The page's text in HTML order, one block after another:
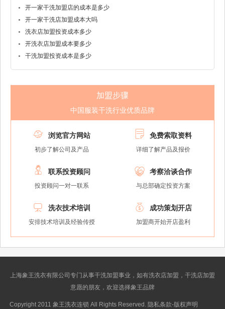
开一家干洗加盟店的成本是多少
开一家干洗店加盟成本大吗
洗衣店加盟投资成本多少
开洗衣店加盟成本要多少
干洗加盟投资成本是多少
加盟步骤
中国服装干洗行业优质品牌
 浏览官方网站
初步了解公司及产品
 免费索取资料
详细了解产品及报价
 联系投资顾问
投资顾问一对一联系
 考察洽谈合作
与总部确定投资方案
 洗衣技术培训
安排技术培训及经验传授
 成功策划开店
加盟商开始开店盈利
上海象王洗衣有限公司专门从事干洗加盟事业，如有洗衣店加盟，干洗店加盟
意愿的朋友，欢迎选择象王品牌
Copyright 2011 象王洗衣连锁 All Rights Reserved. 隐私条款-版权声明